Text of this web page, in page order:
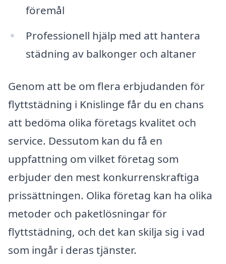
föremål
Professionell hjälp med att hantera
städning av balkonger och altaner
Genom att be om flera erbjudanden för
flyttstädning i Knislinge får du en chans
att bedöma olika företags kvalitet och
service. Dessutom kan du få en
uppfattning om vilket företag som
erbjuder den mest konkurrenskraftiga
prissättningen. Olika företag kan ha olika
metoder och paketlösningar för
flyttstädning, och det kan skilja sig i vad
som ingår i deras tjänster.